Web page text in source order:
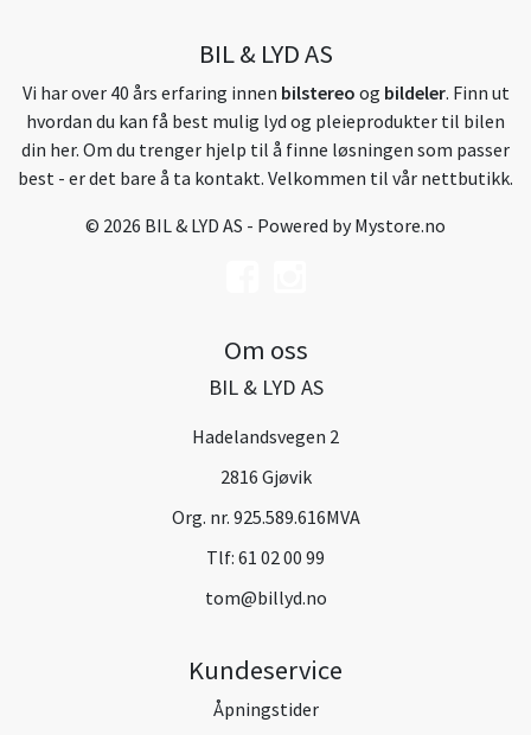
BIL & LYD AS
Vi har over 40 års erfaring innen bilstereo og bildeler. Finn ut
hvordan du kan få best mulig lyd og pleieprodukter til bilen
din her. Om du trenger hjelp til å finne løsningen som passer
best - er det bare å ta kontakt. Velkommen til vår nettbutikk.
© 2026 BIL & LYD AS - Powered byMystore.no
Om oss
BIL & LYD AS
Hadelandsvegen 2
2816 Gjøvik
Org. nr. 925.589.616MVA
Tlf: 61 02 00 99
tom@billyd.no
Kundeservice
Åpningstider